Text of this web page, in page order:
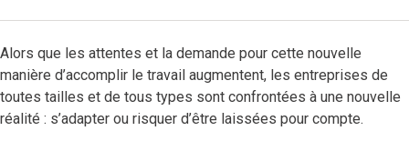
Alors que les attentes et la demande pour cette nouvelle
manière d’accomplir le travail augmentent, les entreprises de
toutes tailles et de tous types sont confrontées à une nouvelle
réalité : s’adapter ou risquer d’être laissées pour compte.